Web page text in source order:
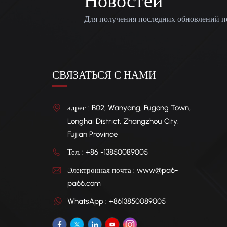
Для получения последних обновлений
СВЯЗАТЬСЯ С НАМИ
адрес : B02, Wanyang, Fugong Town,
Longhai District, Zhangzhou City,
Fujian Province
Тел. : +86 -13850089005
Электронная почта : www@pa6-
pa66.com
WhatsApp : +8613850089005